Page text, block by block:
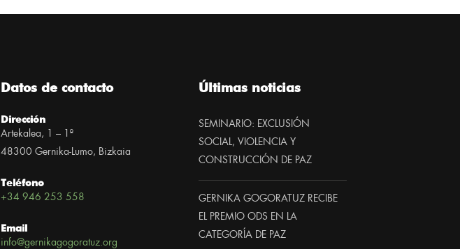
Datos de contacto
Dirección
Artekalea, 1 – 1º
48300 Gernika-Lumo, Bizkaia
Teléfono
+34 946 253 558
Email
info@gernikagogoratuz.org
Últimas noticias
SEMINARIO: EXCLUSIÓN
SOCIAL, VIOLENCIA Y
CONSTRUCCIÓN DE PAZ
GERNIKA GOGORATUZ RECIBE
EL PREMIO ODS EN LA
CATEGORÍA DE PAZ